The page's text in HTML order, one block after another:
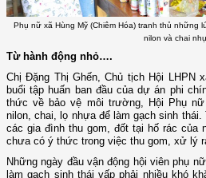
Phụ nữ xã Hùng Mỹ (Chiêm Hóa) tranh thủ những
nilon và chai
Từ hành động nhỏ….
Chị Đặng Thị Ghến, Chủ tịch Hội LHPN
buổi tập huấn ban đầu của dự án phi
thức về bảo vệ môi trường, Hội Phụ
nilon, chai, lọ nhựa để làm gạch sinh
các gia đình thu gom, đốt tại hố rác của
chưa có ý thức trong việc thu gom, xử lý
Những ngày đầu vận động hội viên phụ
làm gạch sinh thái vấp phải nhiều khó